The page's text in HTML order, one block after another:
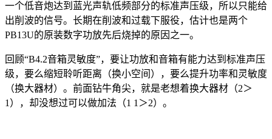
一个低音炮达到蓝光声轨低频部分的标准声压级，所以只能给
出削波的信号。长期在削波和过载下服役，估计也是两个
PB13U的原装数字功放先后烧掉的原因之一。
回顾“B4.2音箱灵敏度”，要让功放和音箱有能力达到标准声压
级，要么缩短聆听距离（换小空间），要么提升功率和灵敏度
（换大器材）。前面钻牛角尖，就是老想着换大器材（2＞
1），却没想过可以做加法（1 1＞2）。